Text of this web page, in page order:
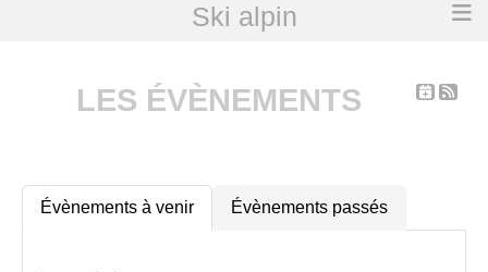
Ski alpin
Les évènements
LES ÉVÈNEMENTS
Évènements à venir Évènements passés